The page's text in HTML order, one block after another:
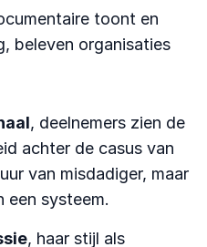
toont en
beleven organisaties
, deelnemers zien de
achter de casus van
van misdadiger, maar
een systeem.
, haar stijl als